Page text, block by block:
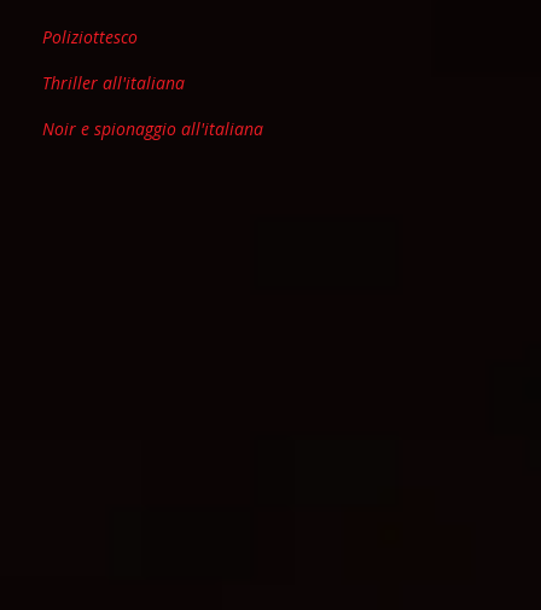
Poliziottesco
Thriller all'italiana
Noir e spionaggio all'italiana